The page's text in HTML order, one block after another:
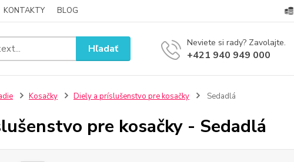
KONTAKTY BLOG
Hľadať Neviete si rady? Zavolajte.
+421 940 949 000
Kosačky Diely a príslušenstvo pre kosačky Sedadlá
pre kosačky - Sedadlá